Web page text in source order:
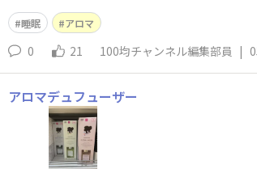
睡眠 アロマ
0 21 100均チャンネル編集部員 |
アロマデュフューザー